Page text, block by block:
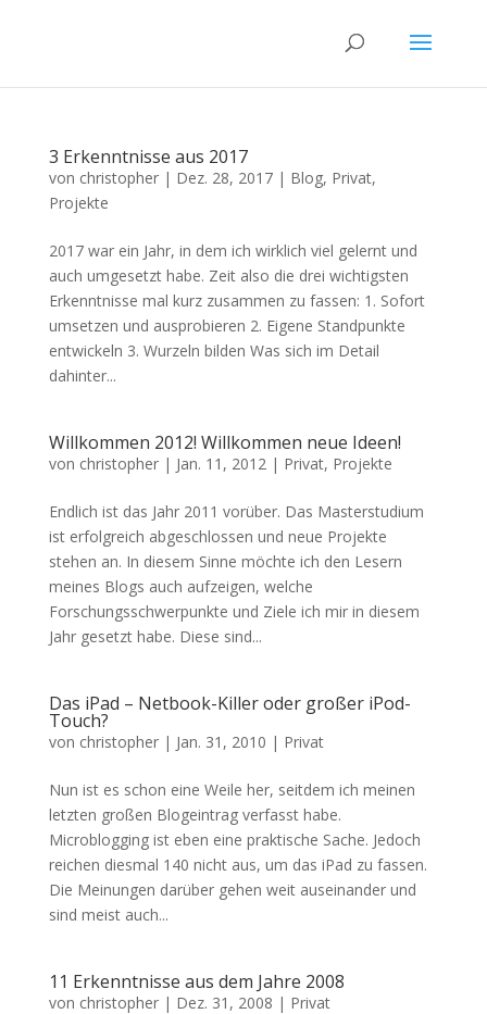
3 Erkenntnisse aus 2017
von christopher| Dez. 28, 2017| Blog, Privat,
Projekte
2017 war ein Jahr, in dem ich wirklich viel gelernt und
auch umgesetzt habe. Zeit also die drei wichtigsten
Erkenntnisse mal kurz zusammen zu fassen: 1. Sofort
umsetzen und ausprobieren 2. Eigene Standpunkte
entwickeln 3. Wurzeln bilden Was sich im Detail
dahinter...
Willkommen 2012! Willkommen neue Ideen!
von christopher| Jan. 11, 2012| Privat, Projekte
Endlich ist das Jahr 2011 vorüber. Das Masterstudium
ist erfolgreich abgeschlossen und neue Projekte
stehen an. In diesem Sinne möchte ich den Lesern
meines Blogs auch aufzeigen, welche
Forschungsschwerpunkte und Ziele ich mir in diesem
Jahr gesetzt habe. Diese sind...
Das iPad – Netbook-Killer oder großer iPod-
Touch?
von christopher| Jan. 31, 2010 | Privat
Nun ist es schon eine Weile her, seitdem ich meinen
letzten großen Blogeintrag verfasst habe.
Microblogging ist eben eine praktische Sache. Jedoch
reichen diesmal 140 nicht aus, um das iPad zu fassen.
Die Meinungen darüber gehen weit auseinander und
sind meist auch...
11 Erkenntnisse aus dem Jahre 2008
von christopher| Dez. 31, 2008 | Privat